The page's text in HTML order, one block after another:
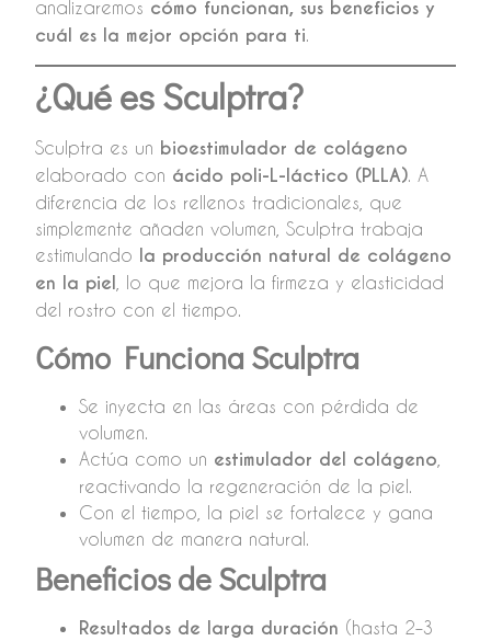
analizaremos cómo funcionan, sus beneficios y
cuál es la mejor opción para ti.
¿Qué es Sculptra?
Sculptra es un bioestimulador de colágeno
elaborado con ácido poli-L-láctico (PLLA). A
diferencia de los rellenos tradicionales, que
simplemente añaden volumen, Sculptra trabaja
estimulando la producción natural de colágeno
en la piel , lo que mejora la firmeza y elasticidad
del rostro con el tiempo.
Cómo Funciona Sculptra
Se inyecta en las áreas con pérdida de
volumen.
Actúa como un estimulador del colágeno
reactivando la regeneración de la piel.
Con el tiempo, la piel se fortalece y gana
volumen de manera natural.
Beneficios de Sculptra
Resultados de larga duración (hasta 2–3